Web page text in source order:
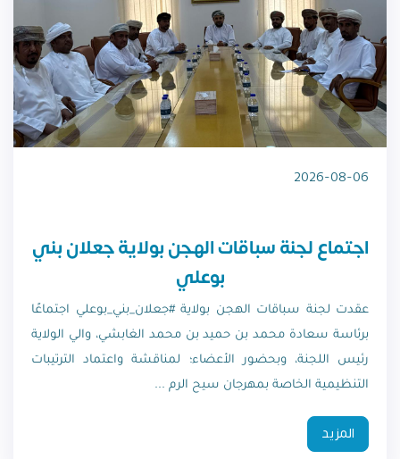
2026-08-06
اجتماع لجنة سباقات الهجن بولاية جعلان بني
بوعلي
عقدت لجنة سباقات الهجن بولاية #جعلان_بني_بوعلي اجتماعًا
برئاسة سعادة محمد بن حميد بن محمد الغابشي، والي الولاية
رئيس اللجنة، وبحضور الأعضاء؛ لمناقشة واعتماد الترتيبات
التنظيمية الخاصة بمهرجان سيح الرم ...
المزيد